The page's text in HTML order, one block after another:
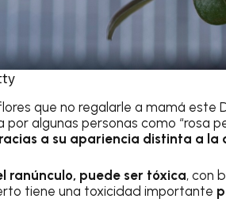
que no regalarle a mamá este
algunas personas como “rosa
a su apariencia distinta a la
ranúnculo, puede ser tóxica, con
tiene una toxicidad importante